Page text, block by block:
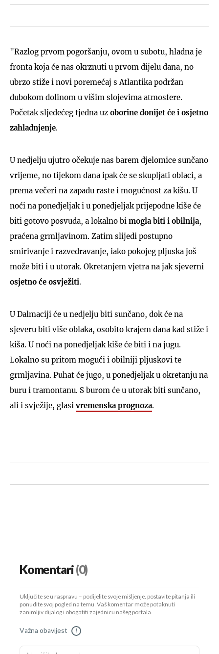
"Razlog prvom pogoršanju, ovom u subotu, hladna je
fronta koja će nas okrznuti u prvom dijelu dana, no
ubrzo stiže i novi poremećaj s Atlantika podržan
dubokom dolinom u višim slojevima atmosfere.
Početak sljedećeg tjedna uz oborine donijet će i osjetno
zahladnjenje.
U nedjelju ujutro očekuje nas barem djelomice sunčano
vrijeme, no tijekom dana ipak će se skupljati oblaci, a
prema večeri na zapadu raste i mogućnost za kišu. U
noći na ponedjeljak i u ponedjeljak prijepodne kiše će
biti gotovo posvuda, a lokalno bi mogla biti i obilnija,
praćena grmljavinom. Zatim slijedi postupno
smirivanje i razvedravanje, iako pokojeg pljuska još
može biti i u utorak. Okretanjem vjetra na jak sjeverni
osjetno će osvježiti.
U Dalmaciji će u nedjelju biti sunčano, dok će na
sjeveru biti više oblaka, osobito krajem dana kad stiže i
kiša. U noći na ponedjeljak kiše će biti i na jugu.
Lokalno su pritom mogući i obilniji pljuskovi te
grmljavina. Puhat će jugo, u ponedjeljak u okretanju na
buru i tramontanu. S burom će u utorak biti sunčano,
ali i svježije, glasivremenska prognoza.
Komentari(0)
Uključite se u raspravu – podijelite svoje mišljenje, postavite pitanja ili
ponudite svoj pogled na temu. Vaš komentar može potaknuti
zanimljiv dijalog i obogatiti zajednicu našeg portala.
Važna obavijest !